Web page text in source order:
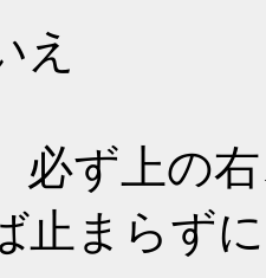
え
必ず上の
止まらず